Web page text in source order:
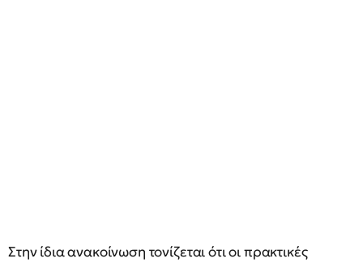
Στην ίδια ανακοίνωση τονίζεται ότι οι πρακτικές